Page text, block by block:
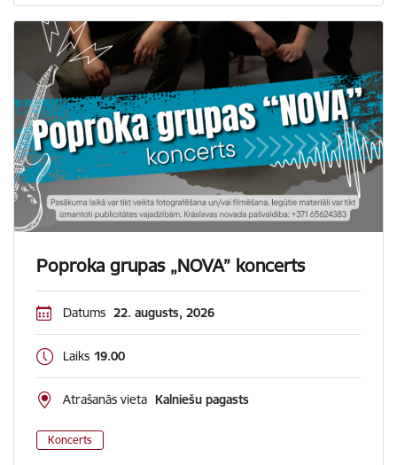
Poproka grupas „NOVA” koncerts
Datums 22. augusts, 2026
Laiks 19.00
Atrašanās vieta Kalniešu pagasts
Koncerts